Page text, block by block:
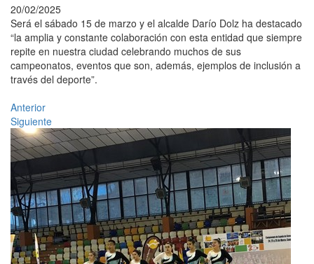
20/02/2025
Será el sábado 15 de marzo y el alcalde Darío Dolz ha destacado
“la amplia y constante colaboración con esta entidad que siempre
repite en nuestra ciudad celebrando muchos de sus
campeonatos, eventos que son, además, ejemplos de inclusión a
través del deporte”.
Anterior
Siguiente